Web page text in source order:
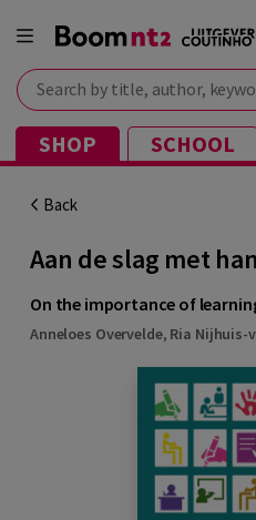
Search by title, author, keyword or
SHOP SCHOOL
Back
Aan de slag met
On the importance of
Anneloes Overvelde, Ria Nijhuis-